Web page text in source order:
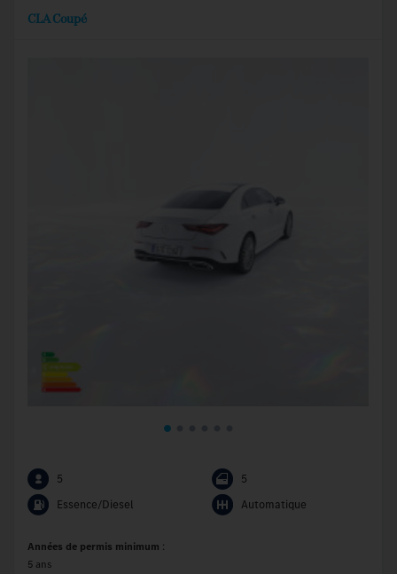
CLA Coupé
5
5
Essence/Diesel
Automatique
Années de permis minimum :
5 ans